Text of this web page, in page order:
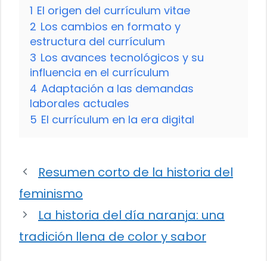
1 El origen del currículum vitae
2 Los cambios en formato y
estructura del currículum
3 Los avances tecnológicos y su
influencia en el currículum
4 Adaptación a las demandas
laborales actuales
5 El currículum en la era digital
Resumen corto de la historia del
feminismo
La historia del día naranja: una
tradición llena de color y sabor